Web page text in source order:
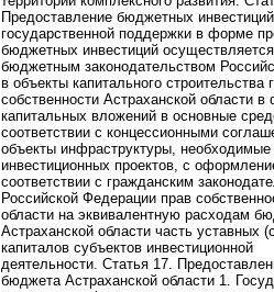
Предоставление бюджетных инвестиций
государственной поддержки в форме
бюджетных инвестиций
бюджетным законодательством
в объекты капитального строительства
собственности Астраханской области
капитальных вложений в основные
соответствии с концессионными
объекты инфраструктуры,
инвестиционных проектов, с
соответствии с гражданским
Российской Федерации прав
области на эквивалентную расходам
Астраханской области часть уставных
капиталов субъектов инвестиционной
деятельности. Статья 17.
бюджета Астраханской области 1.